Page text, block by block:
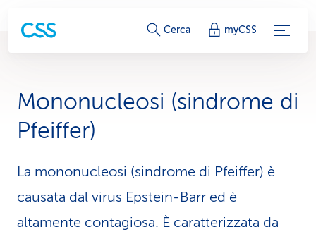
c
g
a
m
Cerca myCSS
Mononucleosi (sindrome di
Pfeiffer)
La mononucleosi (sindrome di Pfeiffer) è
causata dal virus Epstein-Barr ed è
altamente contagiosa. È caratterizzata da